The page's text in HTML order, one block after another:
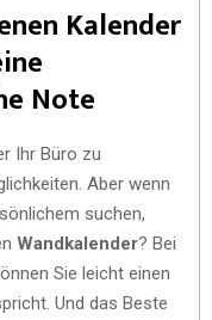
Kalender
Note
Ihr Büro zu
Aber wenn
suchen,
Wandkalender? Bei
Sie leicht einen
Und das Beste